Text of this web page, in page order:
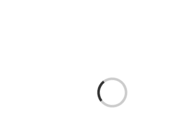
Caricamento...